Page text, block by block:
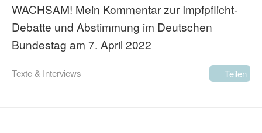
WACHSAM! Mein Kommentar zur Impfpflicht-
Debatte und Abstimmung im Deutschen
Bundestag am 7. April 2022
Texte & Interviews Teilen